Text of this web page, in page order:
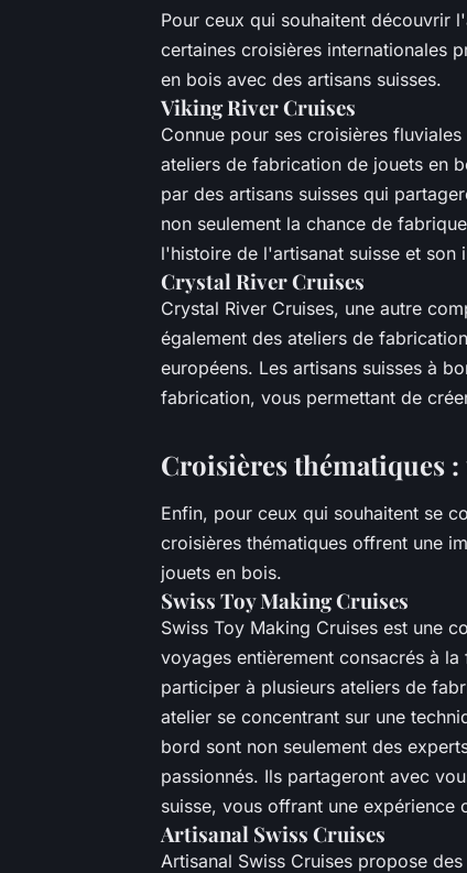
Pour ceux qui souhaitent découvrir
certaines croisières internationales
en bois avec des artisans suisses.
Viking River Cruises
Connue pour ses croisières
ateliers de fabrication de jouets en
par des artisans suisses qui
non seulement la chance de
l'histoire de l'artisanat suisse et son
Crystal River Cruises
Crystal River Cruises, une autre
également des ateliers de
européens. Les artisans suisses à
fabrication, vous permettant de
Croisières thématiques
Enfin, pour ceux qui souhaitent se
croisières thématiques offrent une
jouets en bois.
Swiss Toy Making Cruises
Swiss Toy Making Cruises est une
voyages entièrement consacrés à
participer à plusieurs ateliers de
atelier se concentrant sur une
bord sont non seulement des
passionnés. Ils partageront avec
suisse, vous offrant une expérience
Artisanal Swiss Cruises
Artisanal Swiss Cruises propose